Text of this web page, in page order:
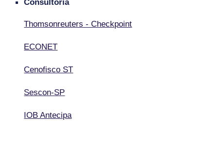
Consultoria
Thomsonreuters - Checkpoint
ECONET
Cenofisco ST
Sescon-SP
IOB Antecipa